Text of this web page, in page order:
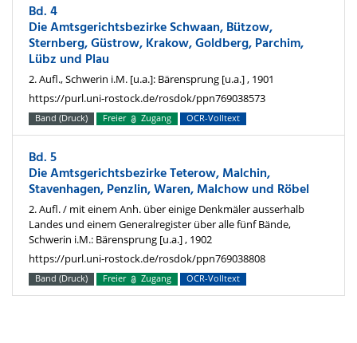
Bd. 4
Die Amtsgerichtsbezirke Schwaan, Bützow,
Sternberg, Güstrow, Krakow, Goldberg, Parchim,
Lübz und Plau
2. Aufl., Schwerin i.M. [u.a.]: Bärensprung [u.a.] , 1901
https://purl.uni-rostock.de/rosdok/ppn769038573
Band (Druck) Freier Zugang OCR-Volltext
Bd. 5
Die Amtsgerichtsbezirke Teterow, Malchin,
Stavenhagen, Penzlin, Waren, Malchow und Röbel
2. Aufl. / mit einem Anh. über einige Denkmäler ausserhalb
Landes und einem Generalregister über alle fünf Bände,
Schwerin i.M.: Bärensprung [u.a.] , 1902
https://purl.uni-rostock.de/rosdok/ppn769038808
Band (Druck) Freier Zugang OCR-Volltext